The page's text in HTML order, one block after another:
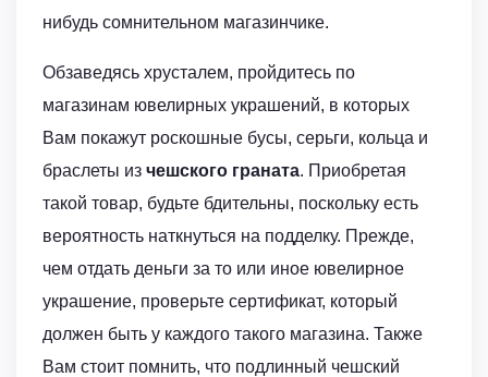
нибудь сомнительном магазинчике.
Обзаведясь хрусталем, пройдитесь по
магазинам ювелирных украшений, в которых
Вам покажут роскошные бусы, серьги, кольца и
браслеты из чешского граната. Приобретая
такой товар, будьте бдительны, поскольку есть
вероятность наткнуться на подделку. Прежде,
чем отдать деньги за то или иное ювелирное
украшение, проверьте сертификат, который
должен быть у каждого такого магазина. Также
Вам стоит помнить, что подлинный чешский